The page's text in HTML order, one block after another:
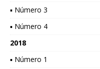
▪ Número 3
▪ Número 4
2018
▪ Número 1